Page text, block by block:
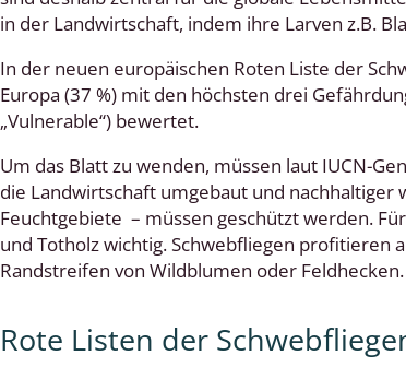
Graueulchen
Doppelfüßer
in der Landwirtschaft, indem ihre Larven z.B.
In der neuen europäischen Roten Liste der
Europa (37 %) mit den höchsten drei
„Vulnerable“) bewertet.
Um das Blatt zu wenden, müssen laut IUCN-
die Landwirtschaft umgebaut und nachhaltiger
Feuchtgebiete – müssen geschützt werden.
und Totholz wichtig. Schwebfliegen
Randstreifen von Wildblumen oder Feldhecken.
Rote Listen der